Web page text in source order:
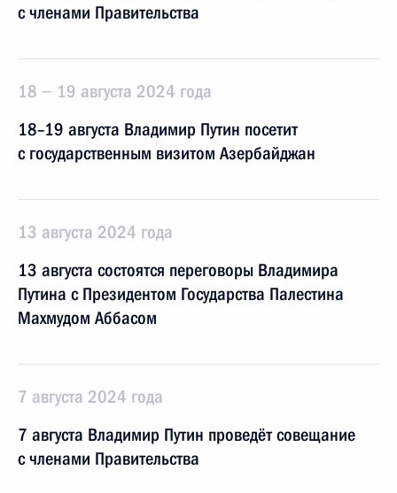
с членами Правительства
18 − 19 августа 2024 года
18–19 августа Владимир Путин посетит
с государственным визитом Азербайджан
13 августа 2024 года
13 августа состоятся переговоры Владимира
Путина с Президентом Государства Палестина
Махмудом Аббасом
7 августа 2024 года
7 августа Владимир Путин проведёт совещание
с членами Правительства